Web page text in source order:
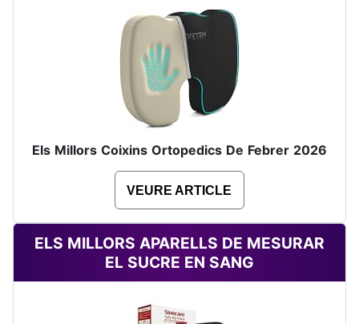
Els Millors Coixins Ortopedics De Febrer 2026
VEURE ARTICLE
ELS MILLORS APARELLS DE MESURAR
EL SUCRE EN SANG